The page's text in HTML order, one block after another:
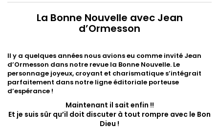
La Bonne Nouvelle avec Jean
d’Ormesson
Il y a quelques années nous avions eu comme invité Jean
d’Ormesson dans notre revue la Bonne Nouvelle. Le
personnage joyeux, croyant et charismatique s’intégrait
parfaitement dans notre ligne éditoriale porteuse
d’espérance !
Maintenant il sait enfin !!
Et je suis sûr qu’il doit discuter à tout rompre avec le Bon
Dieu !